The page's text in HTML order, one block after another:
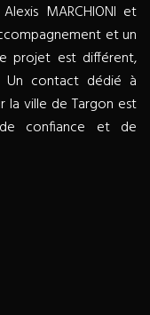
MARCHIONI et
et un
projet est différent,
Un contact dédié à
la ville de Targon est
confiance et de